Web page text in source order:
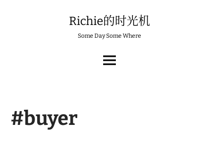
Richie的时光机
Some Day Some Where
MENU
#buyer